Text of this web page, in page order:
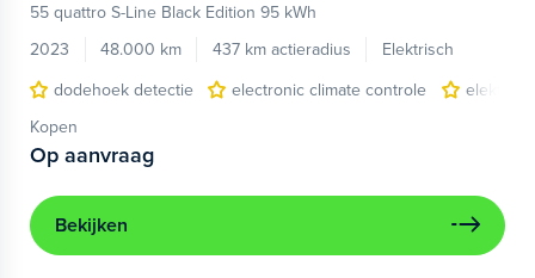
55 quattro S-Line Black Edition 95 kWh
2023
48.000 km 437 km actieradius
Elektrisch
dodehoek detectie
electronic climate controle
Kopen
Op aanvraag
Bekijken